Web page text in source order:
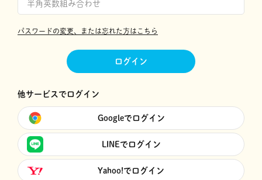
パスワードの変更、または忘れた方はこちら
ログイン
他サービスでログイン
Googleでログイン
LINEでログイン
Yahoo!でログイン